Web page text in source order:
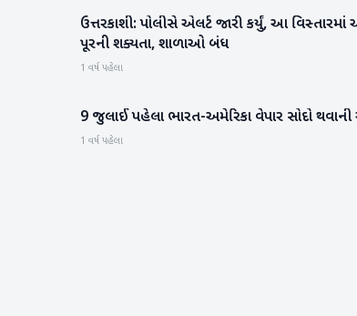
રાષ્ટ્રીય
ઉત્તરકાશી: પોલીસે એલર્ટ જારી કર્યું, આ વિસ્તારમાં
પૂરની શક્યતા, શાળાઓ બંધ
1 વર્ષ પહેલા
રાષ્ટ્રીય
9 જુલાઈ પહેલા ભારત-અમેરિકા વેપાર સોદો થવાની
1 વર્ષ પહેલા